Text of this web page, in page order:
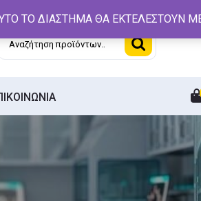
Αναζήτηση
ΤΟ ΔΙΑΣΤΗΜΑ ΘΑ ΕΚΤΕΛΕΣΤΟΥΝ